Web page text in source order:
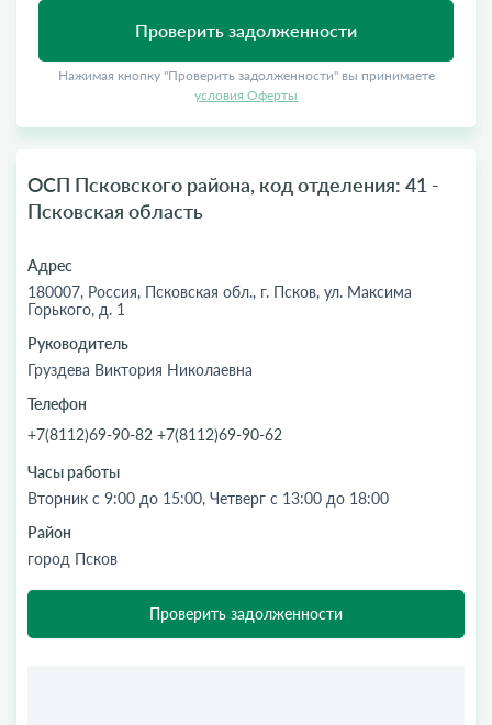
Проверить задолженности
Нажимая кнопку "Проверить задолженности" вы принимаете
условия Оферты
ОСП Псковского района, код отделения: 41 -
Псковская область
Адрес
180007, Россия, Псковская обл., г. Псков, ул. Максима
Горького, д. 1
Руководитель
Груздева Виктория Николаевна
Телефон
+7(8112)69-90-82 +7(8112)69-90-62
Часы работы
Вторник с 9:00 до 15:00, Четверг с 13:00 до 18:00
Район
город Псков
Проверить задолженности